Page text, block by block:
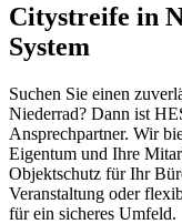
Citystreife in
System
Suchen Sie einen
Niederrad? Dann ist
Ansprechpartner. Wir
Eigentum und Ihre
Objektschutz für Ihr
Veranstaltung oder
für ein sicheres Umfeld.